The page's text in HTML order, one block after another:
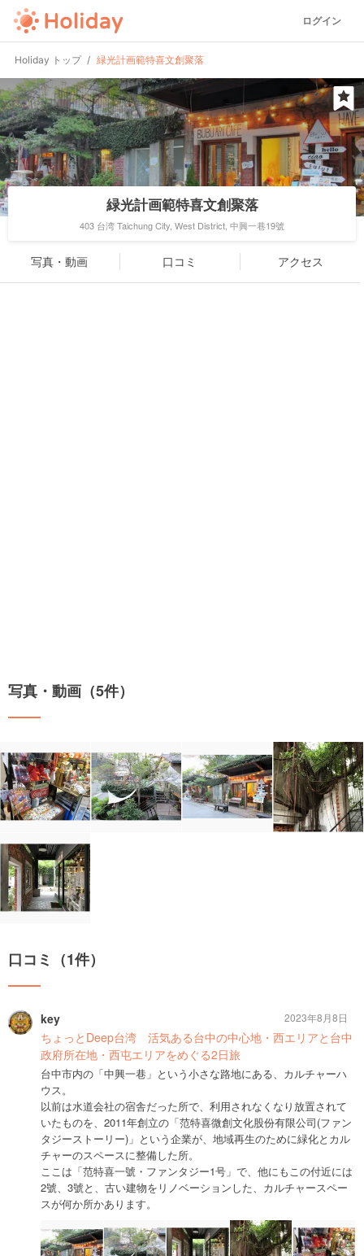
ログイン
Holiday トップ 緑光計画範特喜文創聚落
緑光計画範特喜文創聚落
403 台湾 Taichung City, West District, 中興一巷19號
写真・動画 口コミ アクセス
写真・動画（5件）
口コミ（1件）
key
ちょっとDeep台湾 活気ある台中の中心地・西エリアと台中
政府所在地・西屯エリアをめぐる2日旅
台中市内の「中興一巷」という小さな路地にある、カルチャーハ
ウス。
以前は水道会社の宿舎だった所で、利用されなくなり放置されて
いたものを、2011年創立の「范特喜微創文化股份有限公司(ファン
タジーストーリー)」という企業が、地域再生のために緑化とカル
チャーのスペースに整備した所。
ここは「范特喜一號・ファンタジー1号」で、他にもこの付近には
2號、3號と、古い建物をリノベーションした、カルチャースペー
スが何か所かあります。
2023年8月8日